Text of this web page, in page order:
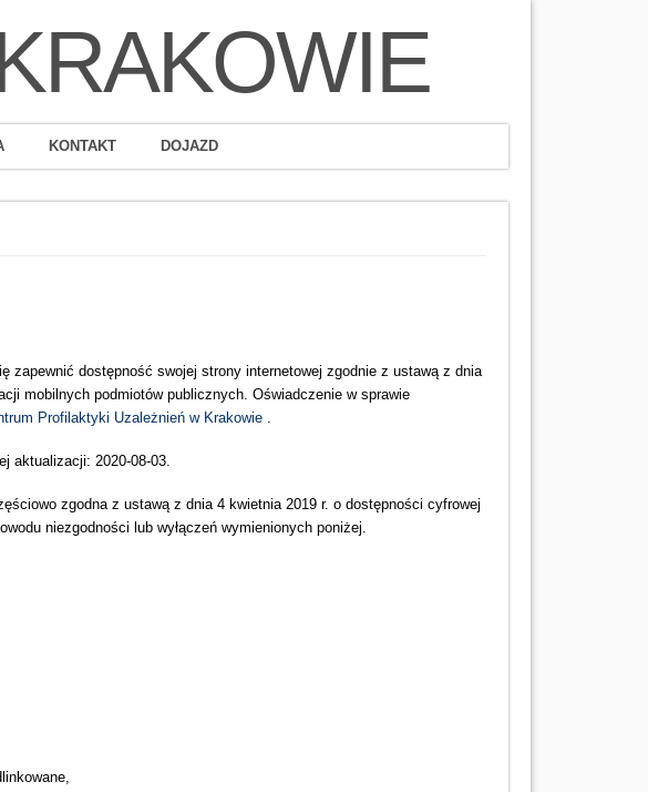
KONTAKT DOJAZD
zapewnić dostępność swojej strony internetowej zgodnie z ustawą z dnia
mobilnych podmiotów publicznych. Oświadczenie w sprawie
Profilaktyki Uzależnień w Krakowie
aktualizacji: 2020-08-03
zgodna z ustawą z dnia 4 kwietnia 2019 r. o dostępności cyfrowej
niezgodności lub wyłączeń wymienionych poniżej.